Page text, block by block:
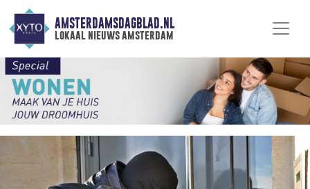
AMSTERDAMSDAGBLAD.NL
lokaal nieuws amsterdam